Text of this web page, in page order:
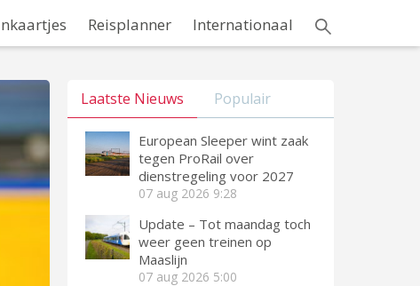
Reisplanner Internationaal
Laatste Nieuws Populair
European Sleeper wint zaak
tegen ProRail over
dienstregeling voor 2027
07 aug 2026 9:28
Update – Tot maandag toch
weer geen treinen op
Maaslijn
07 aug 2026 5:00